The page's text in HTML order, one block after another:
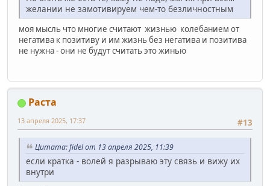
желании не замотивируем чем-то безличностным
моя мысль что многие считают жизнью колебанием от
негатива к позитиву и им жизнь без негатива и позитива
не нужна - они не будут считать это жинью
Раста
#13
13 апреля 2025, 17:37
Цитата: fidel от 13 апреля 2025, 11:39
если кратка - волей я разрываю эту связь и вижу их
внутри